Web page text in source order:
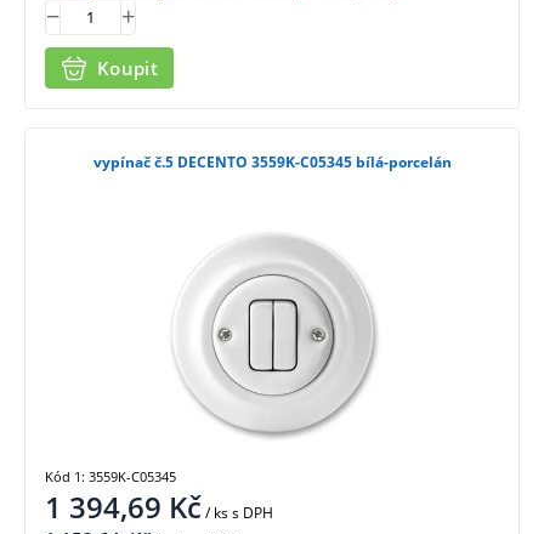
Koupit
vypínač č.5 DECENTO 3559K-C05345 bílá-porcelán
1 394,69 Kč/ kss DPH
Kód 1: 3559K-C05345